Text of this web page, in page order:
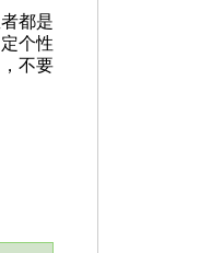
都是
个性
不要